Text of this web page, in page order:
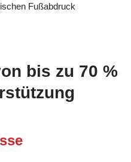
Fußabdruck
bis zu 70 %